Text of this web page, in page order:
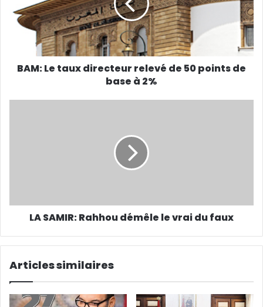
BAM: Le taux directeur relevé de 50 points de
base à 2%
LA SAMIR: Rahhou démêle le vrai du faux
Articles similaires